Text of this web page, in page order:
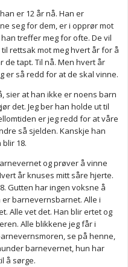
er 12 år nå. Han er
seg for dem, er i opprør mot
treffer meg for ofte. De vil
rettsak mot meg hvert år for å
de tapt. Til nå. Men hvert år
er så redd for at de skal vinne.
sier at han ikke er noens barn
det. Jeg ber han holde ut til
er jeg redd for at våre
så sjelden. Kanskje han
18.
og prøver å vinne
år knuses mitt såre hjerte.
Gutten har ingen voksne å
barnevernsbarnet. Alle i
Alle vet det. Han blir ertet og
Alle blikkene jeg får i
se på henne,
barnevernet, hun har
å sørge.